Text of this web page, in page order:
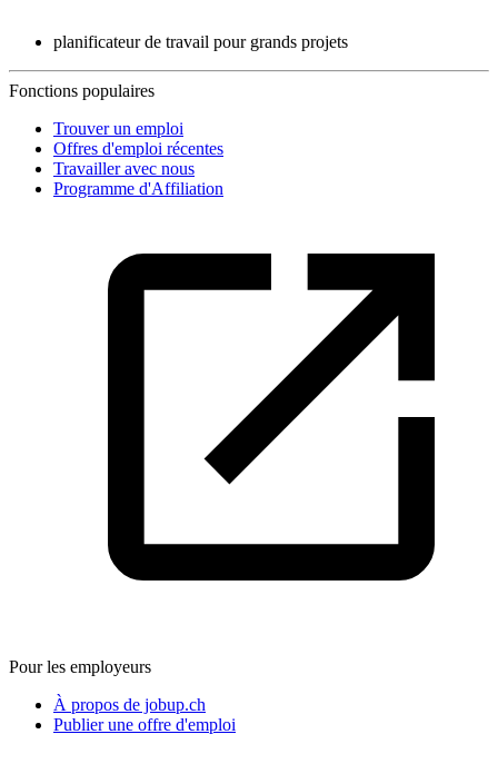
planificateur de travail pour grands projets
Fonctions populaires
Trouver un emploi
Offres d'emploi récentes
Travailler avec nous
Programme d'Affiliation
Pour les employeurs
À propos de jobup.ch
Publier une offre d'emploi